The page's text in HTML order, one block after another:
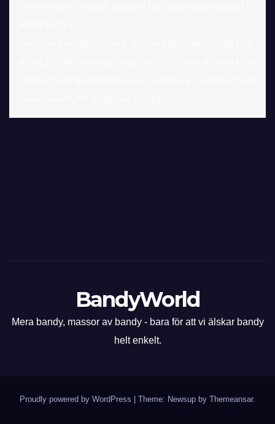
BandyWorld
Mera bandy, massor av bandy - bara för att vi älskar bandy
helt enkelt.
Proudly powered by WordPress Theme: Newsup by Themeansar.